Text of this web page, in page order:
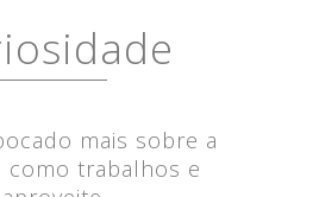
mais sobre a
como trabalhos e